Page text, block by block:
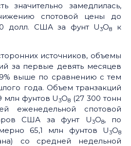
значительно замедлилась,
спотовой цены до
долл. США за фунт U3O8
к
источников, объемы
за первые девять месяцев
выше по сравнению с тем
года. Объем транзакций
млн фунтов U3O8 (27 300 тонн
еженедельной спотовой
США за фунт U3O8, по
65,1 млн фунтов U3O8
со средней недельной